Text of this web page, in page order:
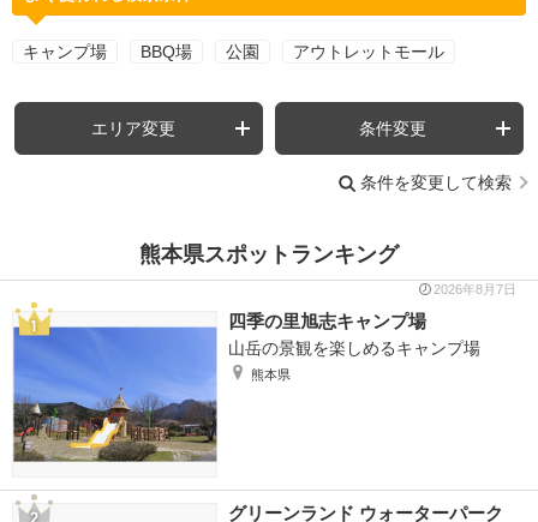
キャンプ場 BBQ場 公園 アウトレットモール
エリア変更 条件変更
条件を変更して検索
熊本県スポットランキング
2026年8月7日
四季の里旭志キャンプ場
山岳の景観を楽しめるキャンプ場
熊本県
グリーンランド ウォーターパーク